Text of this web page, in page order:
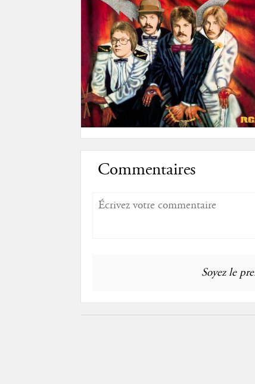
Commentaires
Soyez le